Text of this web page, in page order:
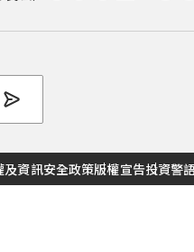
及資訊安全政策版權宣告投資警